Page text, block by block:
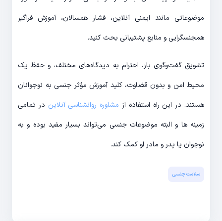
موضوعاتی مانند ایمنی آنلاین، فشار همسالان، آموزش فراگیر
همجنسگرایی و منابع پشتیبانی بحث کنید.
تشویق گفت‌وگوی باز، احترام به دیدگاه‌های مختلف، و حفظ یک
محیط امن و بدون قضاوت، کلید آموزش مؤثر جنسی به نوجوانان
هستند. در این راه استفاده از مشاوره روانشناسی آنلاین در تمامی
زمینه ها و البته موضوعات جنسی می‌تواند بسیار مفید بوده و به
نوجوان یا پدر و مادر او کمک کند.
سلامت جنسی